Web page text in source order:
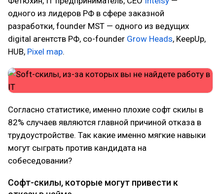
одного из лидеров РФ в сфере заказной
разработки, founder MST — одного из ведущих
digital агентств РФ, co-founder Grow Heads, KeepUp,
HUB, Pixel map.
Согласно статистике, именно плохие софт скилы в
82% случаев являются главной причиной отказа в
трудоустройстве. Так какие именно мягкие навыки
могут сыграть против кандидата на
собеседовании?
Софт-скилы, которые могут привести к